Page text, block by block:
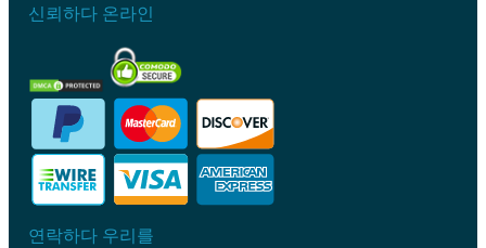
신뢰하다 온라인
연락하다 우리를